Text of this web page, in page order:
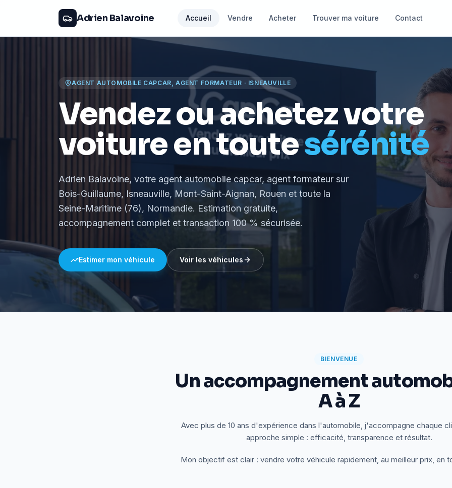
Adrien Balavoine Accueil Vendre Acheter Trouver ma voiture Contact
AGENT AUTOMOBILE CAPCAR, AGENT FORMATEUR · ISNEAUVILLE
Vendez ou achetez votre
voiture en toutesérénité
Adrien Balavoine, votre agent automobile capcar, agent formateur sur
Bois-Guillaume, Isneauville, Mont-Saint-Aignan, Rouen et toute la
Seine-Maritime (76), Normandie. Estimation gratuite,
accompagnement complet et transaction 100 % sécurisée.
Estimer mon véhicule Voir les véhicules
BIENVENUE
Un accompagnement
A à Z
Avec plus de 10 ans d'expérience dans l'automobile, j'accompagne chaque
approche simple : efficacité, transparence et résultat.
Mon objectif est clair : vendre votre véhicule rapidement, au meilleur prix, en